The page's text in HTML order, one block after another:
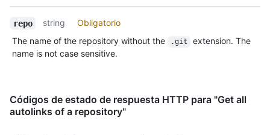
repo string
Obligatorio
The name of the repository without the
.git
extension. The
name is not case sensitive.
Códigos de estado de respuesta HTTP para "Get all
autolinks of a repository"